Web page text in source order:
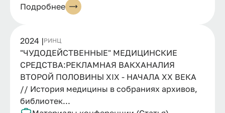
Подробнее
2024 |РИНЦ
"ЧУДОДЕЙСТВЕННЫЕ" МЕДИЦИНСКИЕ
СРЕДСТВА:РЕКЛАМНАЯ ВАКХАНАЛИЯ
ВТОРОЙ ПОЛОВИНЫ XIX - НАЧАЛА ХХ ВЕКА
// История медицины в собраниях архивов,
библиотек...